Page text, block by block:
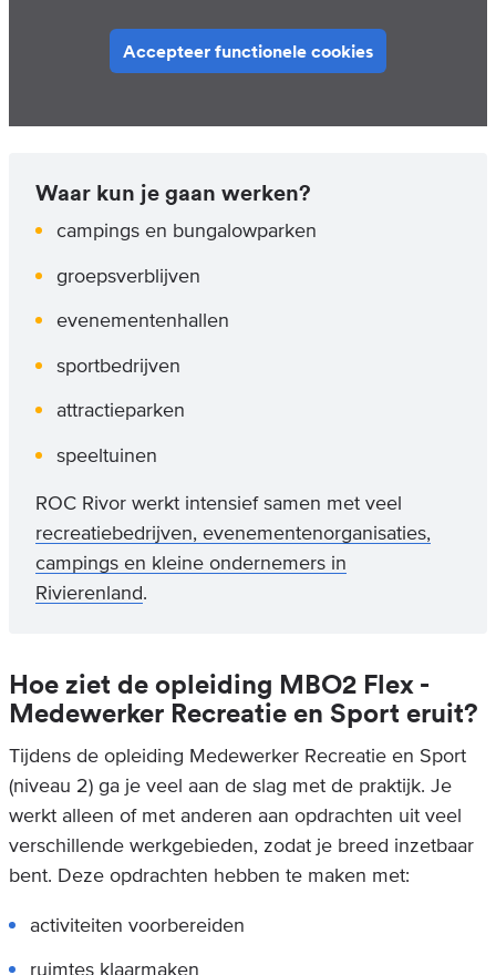
Accepteer functionele cookies
Waar kun je gaan werken?
campings en bungalowparken
groepsverblijven
evenementenhallen
sportbedrijven
attractieparken
speeltuinen
ROC Rivor werkt intensief samen met veel
recreatiebedrijven, evenementenorganisaties,
campings en kleine ondernemers in
Rivierenland.
Hoe ziet de opleiding MBO2 Flex -
Medewerker Recreatie en Sport eruit?
Tijdens de opleiding Medewerker Recreatie en Sport
(niveau 2) ga je veel aan de slag met de praktijk. Je
werkt alleen of met anderen aan opdrachten uit veel
verschillende werkgebieden, zodat je breed inzetbaar
bent. Deze opdrachten hebben te maken met:
activiteiten voorbereiden
ruimtes klaarmaken